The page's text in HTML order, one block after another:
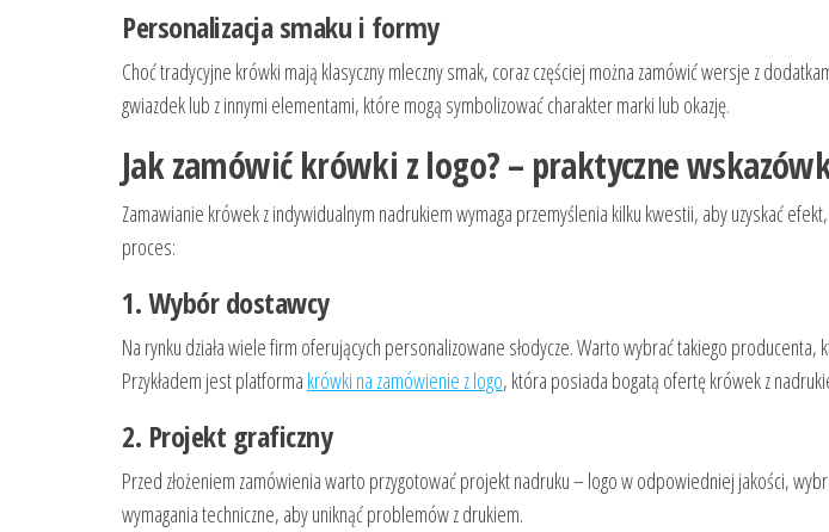
Personalizacja smaku i formy
Choć tradycyjne krówki mają klasyczny mleczny smak, coraz częściej można zamówić wersje z
gwiazdek lub z innymi elementami, które mogą symbolizować charakter marki lub okazję.
Jak zamówić krówki z logo? – praktyczne
Zamawianie krówek z indywidualnym nadrukiem wymaga przemyślenia kilku kwestii, aby uzyskać
proces:
1. Wybór dostawcy
Na rynku działa wiele firm oferujących personalizowane słodycze. Warto wybrać takiego
Przykładem jest platforma krówki na zamówienie z logo, która posiada bogatą ofertę krówek z
2. Projekt graficzny
Przed złożeniem zamówienia warto przygotować projekt nadruku – logo w odpowiedniej jakości,
wymagania techniczne, aby uniknąć problemów z drukiem.